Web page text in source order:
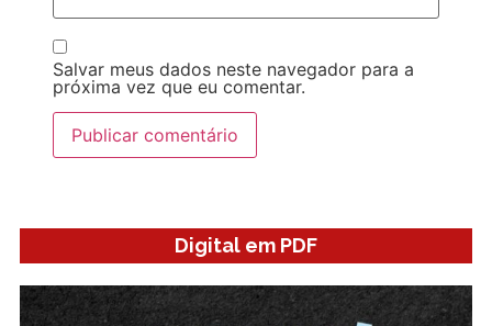
Salvar meus dados neste navegador para a
próxima vez que eu comentar.
Digital em PDF